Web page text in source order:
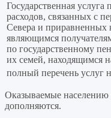
Государственная
расходов, связанных с
Севера и приравненных
являющимся
по государственному
их семей, находящимся
полный перечень услуг
Оказываемые населению
дополняются.